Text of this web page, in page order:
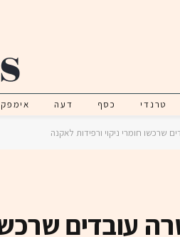
טרנדי כסף דעה
שרכשו חומרי ניקוי ורפידות לאקנה
עובדים